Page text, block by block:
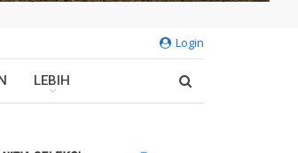
Login
LEBIH